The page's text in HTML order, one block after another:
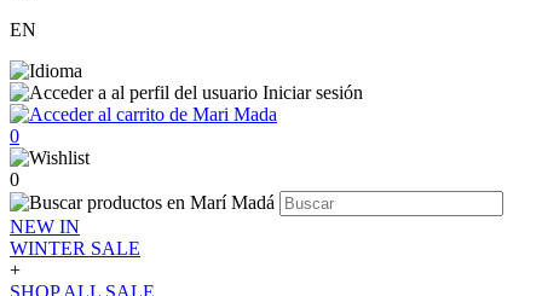
EN
Iniciar sesión
0
0
NEW IN
WINTER SALE
+
SHOP ALL SALE